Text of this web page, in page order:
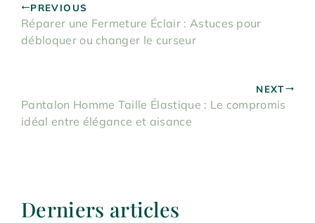
PREVIOUS
Réparer une Fermeture Éclair : Astuces pour
débloquer ou changer le curseur
NEXT
Pantalon Homme Taille Élastique : Le compromis
idéal entre élégance et aisance
Derniers articles